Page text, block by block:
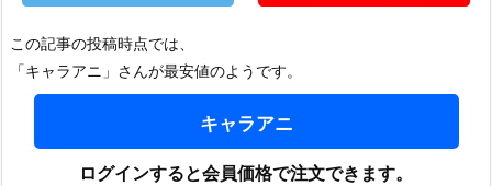
この記事の投稿時点では、
「キャラアニ」さんが最安値のようです。
キャラアニ
ログインすると会員価格で注文できます。